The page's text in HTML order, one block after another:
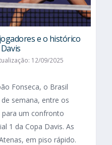
e o histórico
12/09/2025
Fonseca, o Brasil
semana, entre os
para um confronto
1 da Copa Davis. As
em piso rápido.